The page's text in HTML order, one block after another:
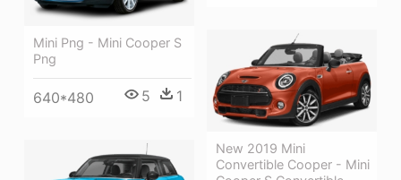
Mini Png - Mini Cooper S
Png
640*480 5 1
New 2019 Mini
Convertible Cooper - Mini